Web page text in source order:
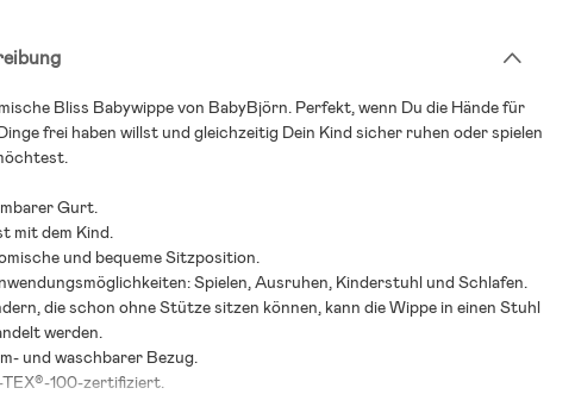
Bliss Babywippe von BabyBjörn. Perfekt, wenn Du die Hände für
frei haben willst und gleichzeitig Dein Kind sicher ruhen oder spielen
Gurt.
mit dem Kind.
und bequeme Sitzposition.
Spielen, Ausruhen, Kinderstuhl und Schlafen.
die schon ohne Stütze sitzen können, kann die Wippe in einen Stuhl
werden.
und waschbarer Bezug.
TEX®-100-zertifiziert.